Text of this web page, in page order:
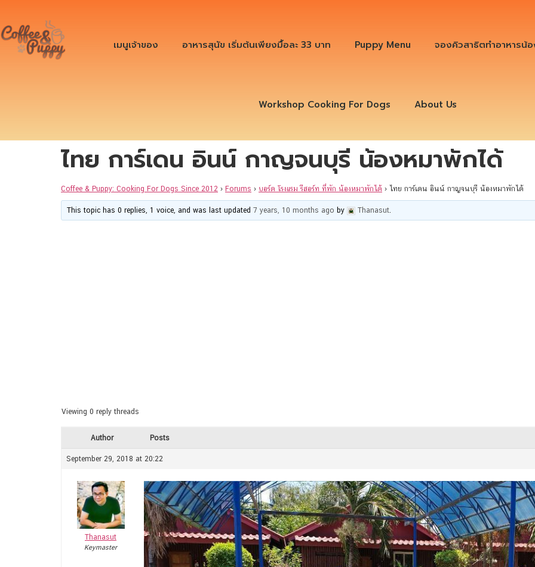
เมนูเจ้าของ อาหารสุนัข เริ่มต้นเพียงมื้อละ 33 บาท Puppy Menu จองคิวสาธิตทำอาหารน้
Workshop Cooking For Dogs About Us
ไทย การ์เดน อินน์ กาญจนบุรี น้องหมาพักได้
Coffee & Puppy: Cooking For Dogs Since 2012 › Forums › บอร์ด โรงแรม รีสอร์ท ที่พัก น้องหมาพักได้ › ไทย การ์เดน อินน์ กาญจนบุรี น้องหมาพักได้
This topic has 0 replies, 1 voice, and was last updated7 years, 10 months ago by Thanasut.
Viewing 0 reply threads
Author Posts
September 29, 2018 at 20:22
Thanasut
Keymaster